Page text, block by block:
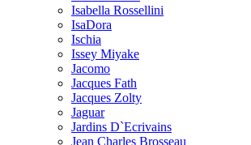
Isabella Rossellini
IsaDora
Ischia
Issey Miyake
Jacomo
Jacques Fath
Jacques Zolty
Jaguar
Jardins D`Ecrivains
Jean Charles Brosseau